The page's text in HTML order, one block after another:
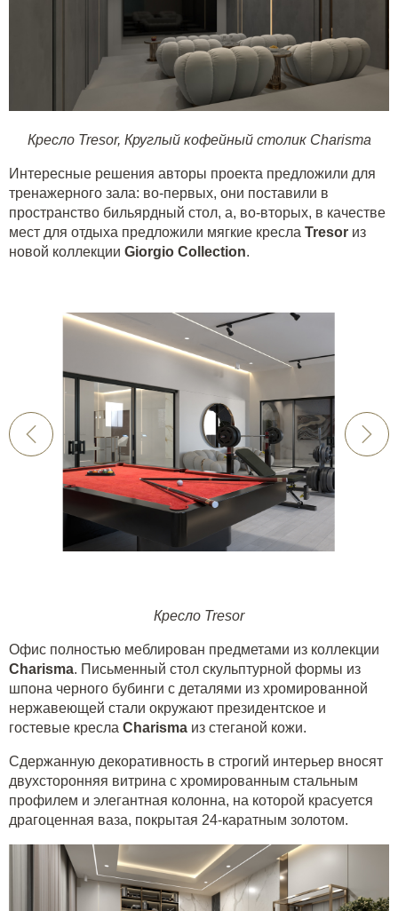
Кресло Tresor, Круглый кофейный столик Charisma
Интересные решения авторы проекта предложили для
тренажерного зала: во-первых, они поставили в
пространство бильярдный стол, а, во-вторых, в качестве
мест для отдыха предложили мягкие кресла Tresor из
новой коллекции Giorgio Collection.
Кресло Tresor
Офис полностью меблирован предметами из коллекции
Charisma. Письменный стол скульптурной формы из
шпона черного бубинги с деталями из хромированной
нержавеющей стали окружают президентское и
гостевые кресла Charisma из стеганой кожи.
Сдержанную декоративность в строгий интерьер вносят
двухсторонняя витрина с хромированным стальным
профилем и элегантная колонна, на которой красуется
драгоценная ваза, покрытая 24-каратным золотом.